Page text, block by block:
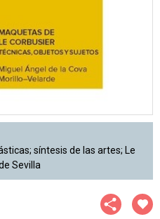
síntesis de las artes; Le
Sevilla